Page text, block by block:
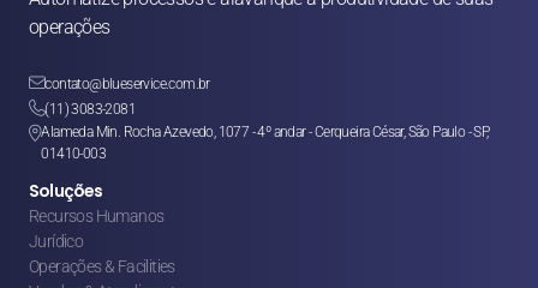
operações
contato@blueservice.com.br
(11) 3083-2081
Alameda Min. Rocha Azevedo, 1077 - 4º andar - Cerqueira César, São Paulo - SP,
01410-003
Soluções
Recursos Humanos
Jurídico
Operações & Facilities